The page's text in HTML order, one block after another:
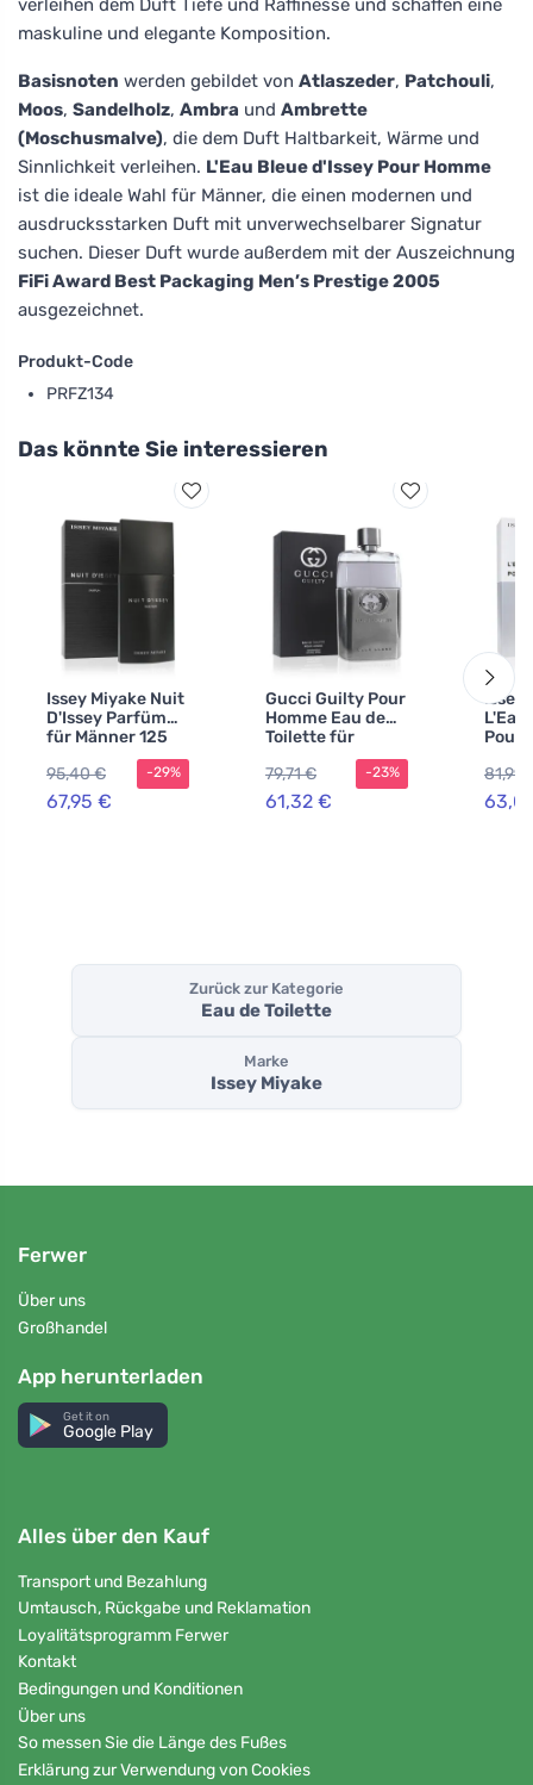
maskuline und elegante Komposition.
Basisnoten werden gebildet von Atlaszeder, Patchouli,
Moos, Sandelholz, Ambra und Ambrette
(Moschusmalve), die dem Duft Haltbarkeit, Wärme und
Sinnlichkeit verleihen. L'Eau Bleue d'Issey Pour Homme
ist die ideale Wahl für Männer, die einen modernen und
ausdrucksstarken Duft mit unverwechselbarer Signatur
suchen. Dieser Duft wurde außerdem mit der Auszeichnung
FiFi Award Best Packaging Men’s Prestige 2005
ausgezeichnet.
Produkt-Code
PRFZ134
Das könnte Sie interessieren
Issey Miyake Nuit
D'Issey Parfüm
für Männer 125
95,40 €
67,95 €
-29%
Gucci Guilty Pour
Homme Eau de
Toilette für
Herren 90 ml
79,71 €
61,32 €
-23%
Issey
L'Eau
Pour
81,99
Zurück zur Kategorie
Eau de Toilette
Marke
Issey Miyake
Ferwer
Über uns
Großhandel
App herunterladen
Get it on
Google Play
Alles über den Kauf
Transport und Bezahlung
Umtausch, Rückgabe und Reklamation
Loyalitätsprogramm Ferwer
Kontakt
Bedingungen und Konditionen
Über uns
So messen Sie die Länge des Fußes
Erklärung zur Verwendung von Cookies